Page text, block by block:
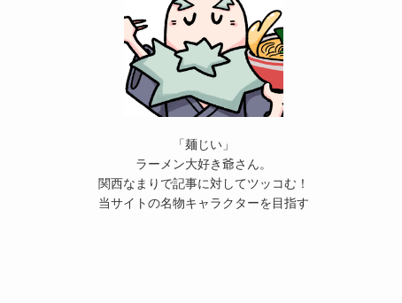
「麺じい」
ラーメン大好き爺さん。
関西なまりで記事に対してツッコむ！
当サイトの名物キャラクターを目指す